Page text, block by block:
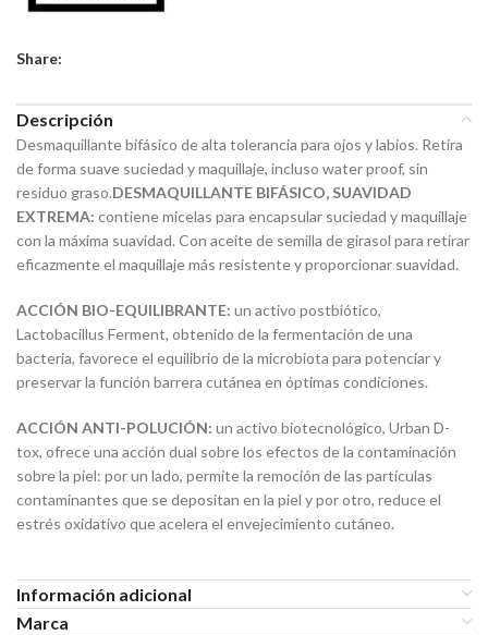
Share:
Descripción
Desmaquillante bifásico de alta tolerancia para ojos y labios. Retira
de forma suave suciedad y maquillaje, incluso water proof, sin
residuo graso.DESMAQUILLANTE BIFÁSICO, SUAVIDAD
EXTREMA: contiene micelas para encapsular suciedad y maquillaje
con la máxima suavidad. Con aceite de semilla de girasol para retirar
eficazmente el maquillaje más resistente y proporcionar suavidad.
ACCIÓN BIO-EQUILIBRANTE: un activo postbiótico,
Lactobacillus Ferment, obtenido de la fermentación de una
bacteria, favorece el equilibrio de la microbiota para potenciar y
preservar la función barrera cutánea en óptimas condiciones.
ACCIÓN ANTI-POLUCIÓN: un activo biotecnológico, Urban D-
tox, ofrece una acción dual sobre los efectos de la contaminación
sobre la piel: por un lado, permite la remoción de las partículas
contaminantes que se depositan en la piel y por otro, reduce el
estrés oxidativo que acelera el envejecimiento cutáneo.
Información adicional
Marca